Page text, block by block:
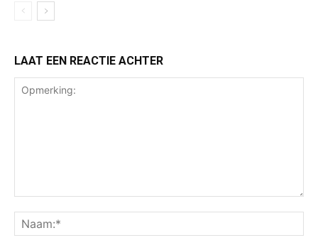
LAAT EEN REACTIE ACHTER